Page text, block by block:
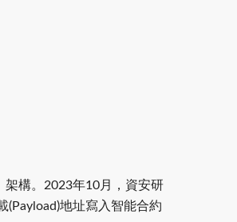
架構。2023年10月，資安研
地址寫入智能合約